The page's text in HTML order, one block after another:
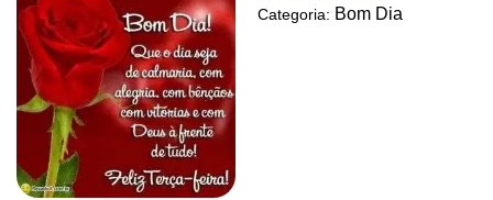
Categoria: Bom Dia